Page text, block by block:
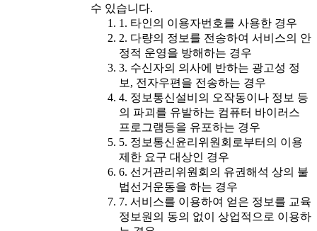
수 있습니다.
1. 타인의 이용자번호를 사용한 경우
2. 다량의 정보를 전송하여 서비스의 안
정적 운영을 방해하는 경우
3. 수신자의 의사에 반하는 광고성 정
보, 전자우편을 전송하는 경우
4. 정보통신설비의 오작동이나 정보 등
의 파괴를 유발하는 컴퓨터 바이러스
프로그램등을 유포하는 경우
5. 정보통신윤리위원회로부터의 이용
제한 요구 대상인 경우
6. 선거관리위원회의 유권해석 상의 불
법선거운동을 하는 경우
7. 서비스를 이용하여 얻은 정보를 교육
정보원의 동의 없이 상업적으로 이용하